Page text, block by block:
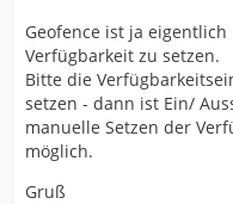
Geofence ist ja
Verfügbarkeit zu setzen.
Bitte die
setzen - dann ist Ein/
manuelle Setzen der
möglich.
Gruß